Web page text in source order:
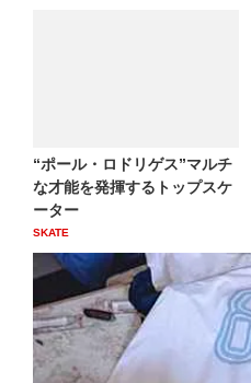
“ポール・ロドリゲス”マルチ
な才能を発揮するトップスケ
ーター
SKATE